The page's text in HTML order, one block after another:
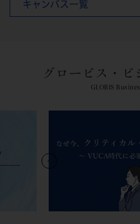
キャンパス一覧
グロービス・
GLOBIS